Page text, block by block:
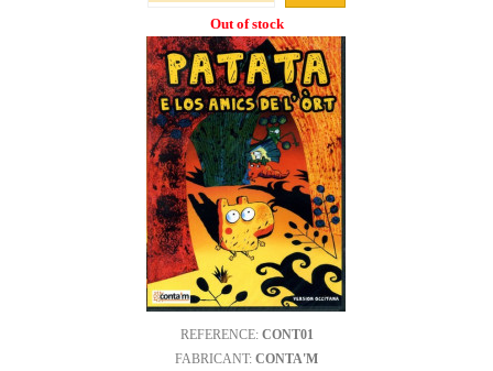
Out of stock
REFERENCE: CONT01
FABRICANT: CONTA'M